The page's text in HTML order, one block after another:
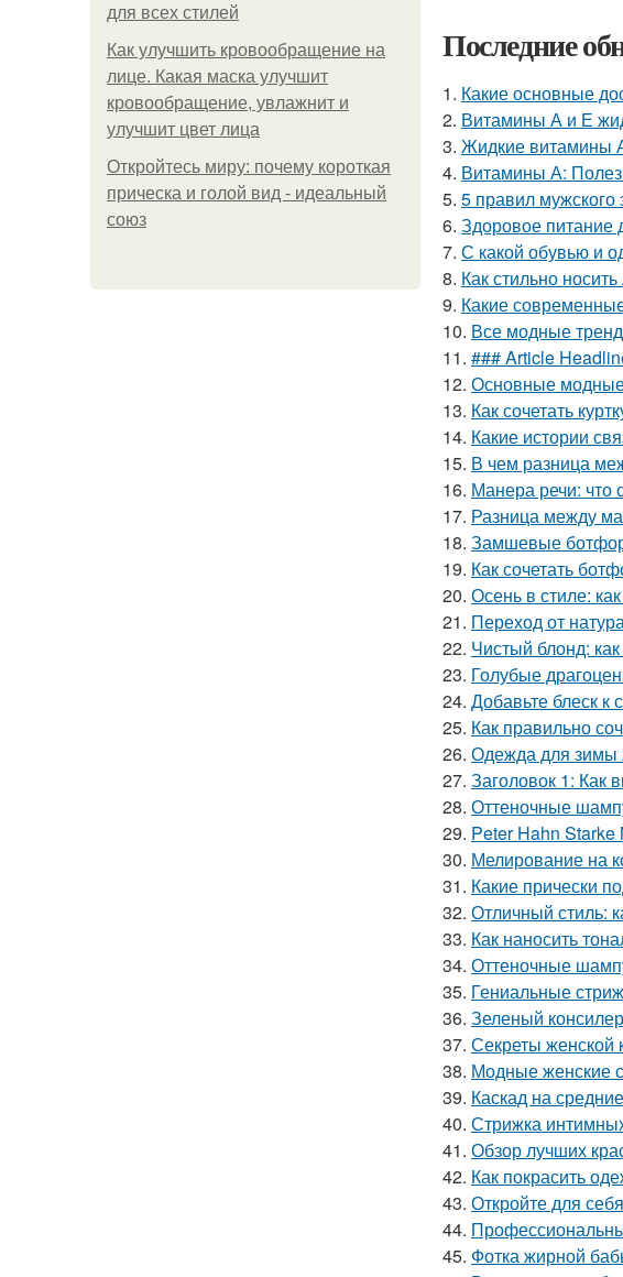
для всех стилей
Как улучшить кровообращение на
лице. Какая маска улучшит
кровообращение, увлажнит и
улучшит цвет лица
Откройтесь миру: почему короткая
прическа и голой вид - идеальный
союз
Последние
1. Какие основные
2. Витамины А и Е
3. Жидкие витамины
4. Витамины А:
5. 5 правил мужского
6. Здоровое питание
7. С какой обувью и
8. Как стильно
9. Какие
10. Все модные
11. ### Article
12. Основные модные
13. Как сочетать
14. Какие истории
15. В чем разница
16. Манера речи: что
17. Разница между
18. Замшевые
19. Как сочетать
20. Осень в стиле:
21. Переход от
22. Чистый блонд:
23. Голубые
24. Добавьте блеск
25. Как правильно
26. Одежда для зимы
27. Заголовок 1: Как
28. Оттеночные
29. Peter Hahn Starke
30. Мелирование на
31. Какие прически
32. Отличный стиль:
33. Как наносить
34. Оттеночные
35. Гениальные
36. Зеленый
37. Секреты женской
38. Модные женские
39. Каскад на
40. Стрижка
41. Обзор лучших
42. Как покрасить
43. Откройте для
44.
45. Фотка жирной